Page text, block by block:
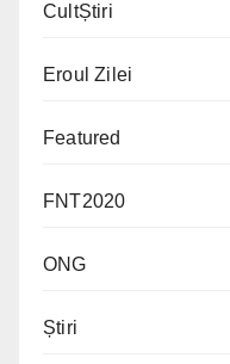
CultȘtiri
Eroul Zilei
Featured
FNT2020
ONG
Știri